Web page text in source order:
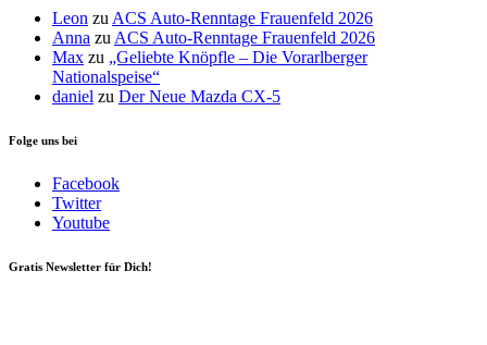
Leon zuACS Auto-Renntage Frauenfeld 2026
Anna zuACS Auto-Renntage Frauenfeld 2026
Max zu „Geliebte Knöpfle – Die Vorarlberger
Nationalspeise“
daniel zu Der Neue Mazda CX-5
Folge uns bei
Facebook
Twitter
Youtube
Gratis Newsletter für Dich!